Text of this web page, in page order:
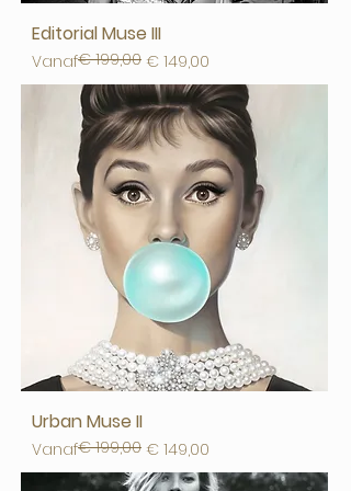
Editorial Muse III
Vanaf
Normale prijs
€ 199,00 € 149,00
Verkoopprijs
Urban Muse II
Vanaf
Normale prijs
€ 199,00 € 149,00
Verkoopprijs